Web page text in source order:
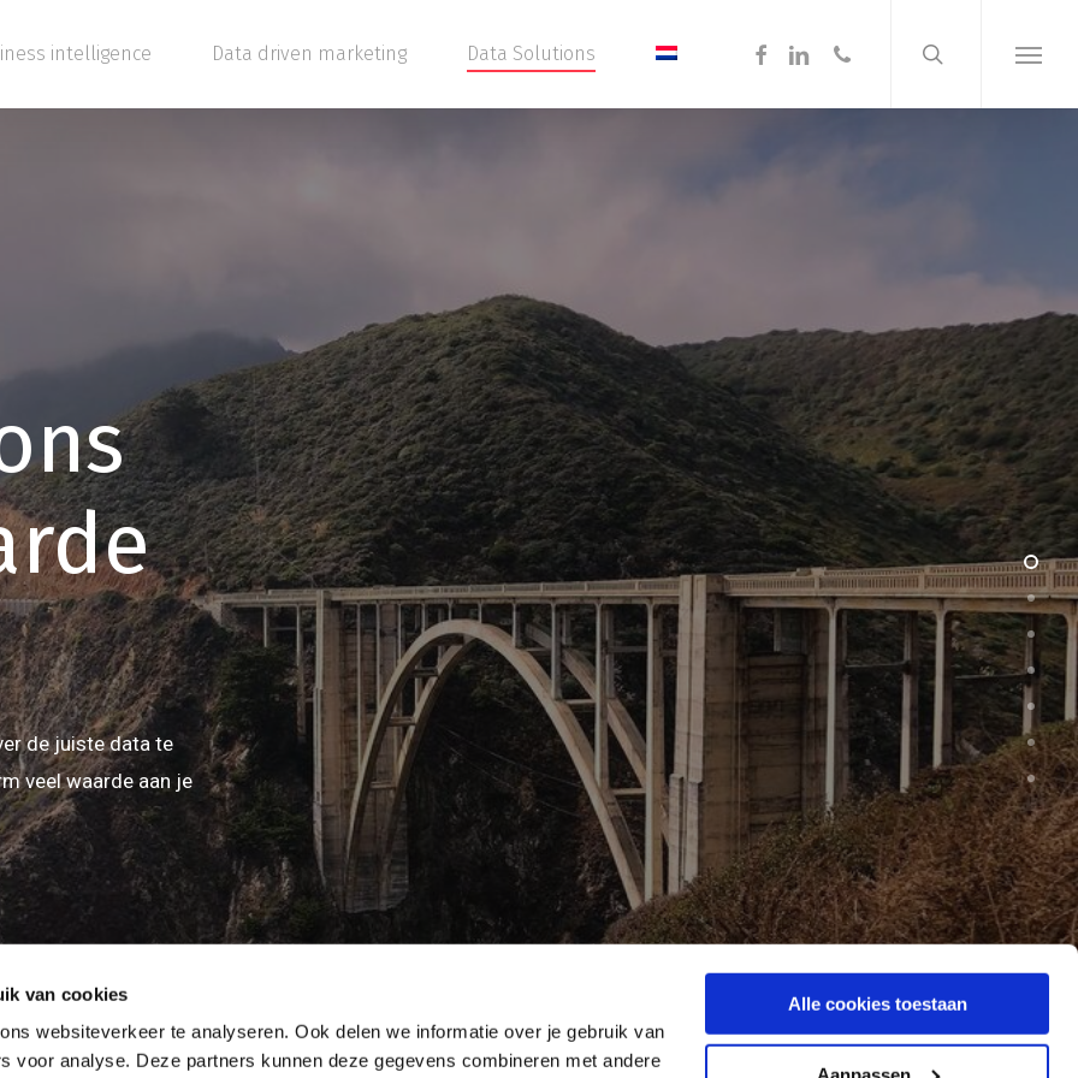
van cookies
websiteverkeer te analyseren. Ook delen we informatie over je gebruik van
voor analyse. Deze partners kunnen deze gegevens combineren met andere
Alle cookies toestaan
intelligence Data driven marketing Data Solutions facebooklinkedinphone
Menu
de juiste data te
veel waarde aan je